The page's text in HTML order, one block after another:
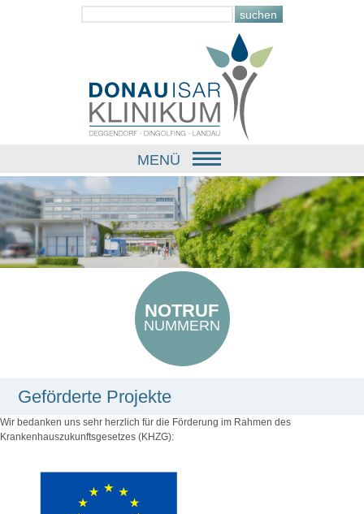
MENÜ
NOTRUF
NUMMERN
Geförderte Projekte
Wir bedanken uns sehr herzlich für die Förderung im Rahmen des
Krankenhauszukunftsgesetzes (KHZG):